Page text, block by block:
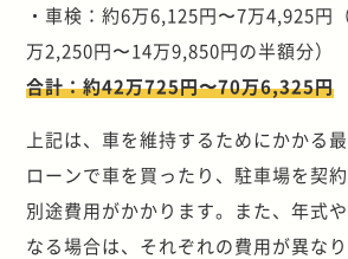
・車検：約6万6,125円〜7万4,925円
万2,250円〜14万9,850円の半額分）
合計：約42万725円〜70万6,325円
上記は、車を維持するためにかかる
ローンで車を買ったり、駐車場を契
別途費用がかかります。また、年式
なる場合は、それぞれの費用が異なり